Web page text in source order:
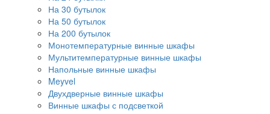
На 30 бутылок
На 50 бутылок
На 200 бутылок
Монотемпературные винные шкафы
Мультитемпературные винные шкафы
Напольные винные шкафы
Meyvel
Двухдверные винные шкафы
Винные шкафы с подсветкой